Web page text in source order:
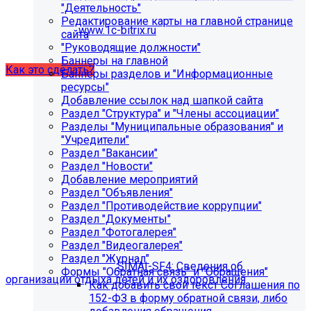
некорректно отображаться срок действия лицензии.
Убедитесь, что в настройках «Главного модуля»
указан адрес:www.1c-bitrix.ru.
Затем запустите обновление через «Систему
обновлений».
Как это сделать?
Как добавить раздел "Сведения об
организации отдыха детей и их
оздоровления"?
Приобретите модульSIMAI-SF4: Сведения об
организации отдыха детей и их оздоровления
Для приобретения модуля необходимо обратиться в
"Деятельность"
Редактирование карты на главной странице
сайта
"Руководящие должности"
Баннеры на главной
Баннеры разделов и "Информационные
ресурсы"
Добавление ссылок над шапкой сайта
Раздел "Структура" и "Члены ассоциации"
Разделы "Муниципальные образования" и
"Учредители"
Раздел "Вакансии"
Раздел "Новости"
Добавление мероприятий
Раздел "Объявления"
Раздел "Противодействие коррупции"
Раздел "Документы"
Раздел "Фотогалерея"
Раздел "Видеогалерея"
Раздел "Журнал"
Формы "Обратная связь" и "Обращения"
Как добавить свой текст Соглашения по
152-ФЗ в форму обратной связи, либо